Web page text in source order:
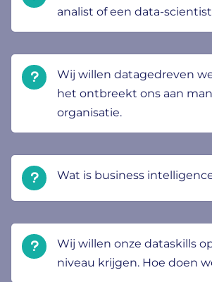
analist of een data-
Wij willen datagedreven
het ontbreekt ons aan
organisatie.
Wat is business
Wij willen onze dataskills
niveau krijgen. Hoe doen